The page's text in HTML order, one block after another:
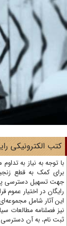
الکترونیکی
کمک به قطع
تسهیل دسترسی
در اختیار عموم قرار
آثار شامل مجموعه‌ای
فصلنامه مطالعات
نام، به آن دسترسی